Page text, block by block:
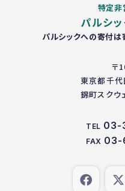
特定非
パルシッ
パルシックへの寄付は
〒
東京都千
錦町スクウ
TEL 03-
FAX 03-